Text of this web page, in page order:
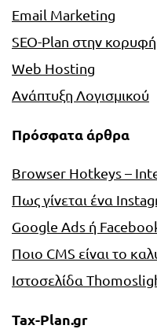
Email Marketing
SEO-Plan στην
Web Hosting
Ανάπτυξη Λογισμικού
Πρόσφατα άρθρα
Browser Hotkeys –
Πως γίνεται ένα
Google Ads ή
Ποιο CMS είναι το
Ιστοσελίδα
Tax-Plan.gr